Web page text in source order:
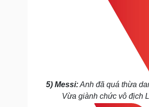
5) Messi:Anh đã quá thừa
Vừa giành chức vô địch